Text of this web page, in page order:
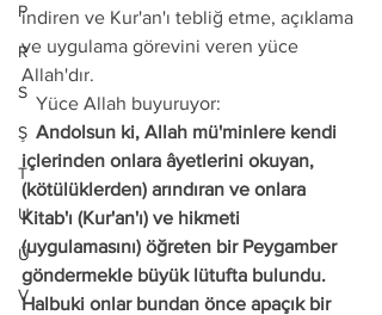
P
R
S
Ş
T
U
Ü
V
indiren ve Kur'an'ı tebliğ etme, açıklama
ve uygulama görevini veren yüce
Allah'dır.
   Yüce Allah buyuruyor:
   Andolsun ki, Allah mü'minlere kendi
içlerinden onlara âyetlerini okuyan,
(kötülüklerden) arındıran ve onlara
Kitab'ı (Kur'an'ı) ve hikmeti
(uygulamasını) öğreten bir Peygamber
göndermekle büyük lütufta bulundu.
Halbuki onlar bundan önce apaçık bir